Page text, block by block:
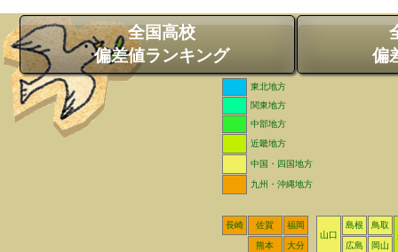
全国高校
偏差値ランキング
偏
東北地方
関東地方
中部地方
近畿地方
中国・四国地方
九州・沖縄地方
長崎 佐賀
福岡
山口
島根
鳥取
熊本
大分 広島 岡山